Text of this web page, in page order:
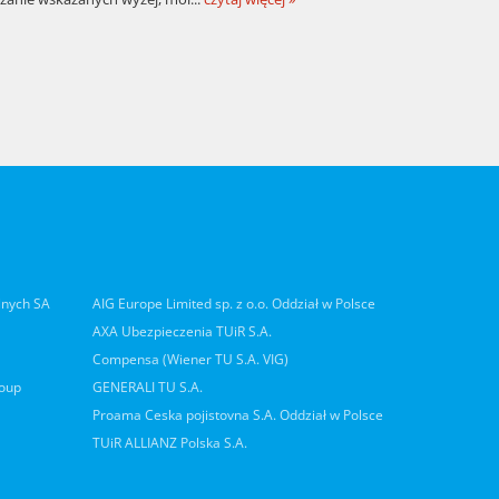
SA
AIG Europe Limited sp. z o.o. Oddział w Polsce
AXA Ubezpieczenia TUiR S.A.
Compensa (Wiener TU S.A. VIG)
GENERALI TU S.A.
Proama Ceska pojistovna S.A. Oddział w Polsce
TUiR ALLIANZ Polska S.A.